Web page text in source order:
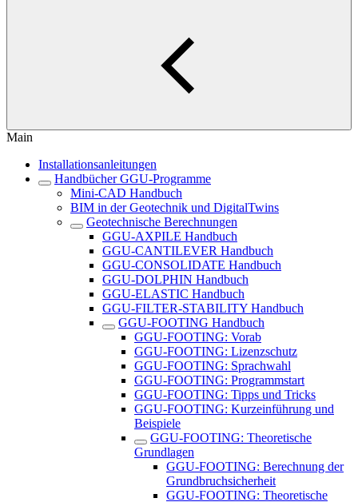
Main
Installationsanleitungen
Handbücher GGU-Programme
Mini-CAD Handbuch
BIM in der Geotechnik und DigitalTwins
Geotechnische Berechnungen
GGU-AXPILE Handbuch
GGU-CANTILEVER Handbuch
GGU-CONSOLIDATE Handbuch
GGU-DOLPHIN Handbuch
GGU-ELASTIC Handbuch
GGU-FILTER-STABILITY Handbuch
GGU-FOOTING Handbuch
GGU-FOOTING: Vorab
GGU-FOOTING: Lizenzschutz
GGU-FOOTING: Sprachwahl
GGU-FOOTING: Programmstart
GGU-FOOTING: Tipps und Tricks
GGU-FOOTING: Kurzeinführung und
Beispiele
GGU-FOOTING: Theoretische
Grundlagen
GGU-FOOTING: Berechnung der
Grundbruchsicherheit
GGU-FOOTING: Theoretische